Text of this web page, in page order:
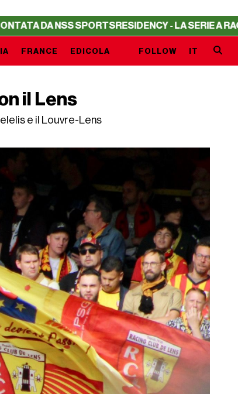
RESIDENCY - LA SERIE A RACCONTATA DA
FRANCE EDICOLA FOLLOW IT
il Lens
e il Louvre-Lens